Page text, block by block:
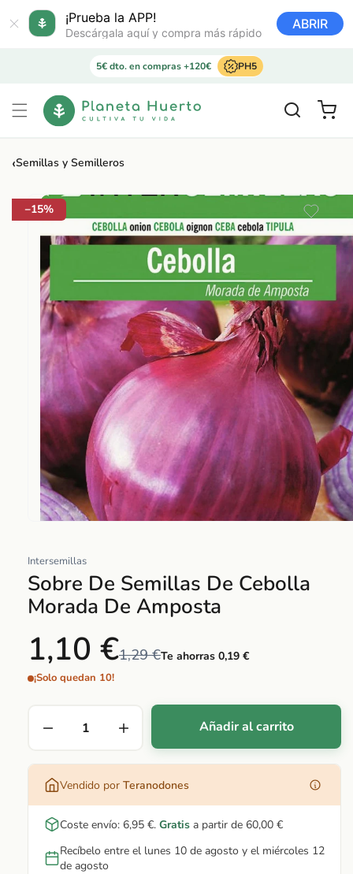
¡Prueba la APP!
Descárgala aquí y compra más rápido
ABRIR
directamente
al contenido
5€ dto. en compras +120€ PH5
Carrito
‹Semillas y Semilleros
a la
información
del producto
multimedia
1
en
una
ventana
−15%
Intersemillas
Sobre De Semillas De Cebolla
Morada De Amposta
1,10 €1,29 €Te ahorras 0,19 €
¡Solo quedan 10!
Añadir al carrito
Vendido por Teranodones
Coste envío: 6,95 €. Gratis a partir de 60,00 €
Recíbelo entre el lunes 10 de agosto y el miércoles 12
de agosto